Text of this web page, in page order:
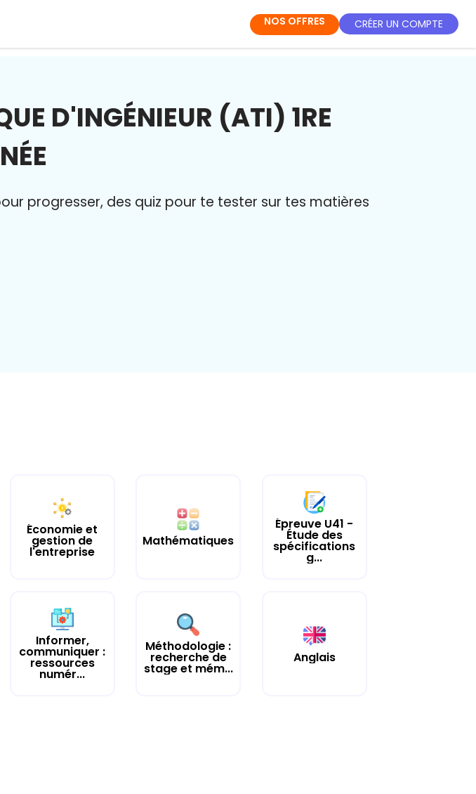
NOS OFFRES CRÉER UN COMPTE
D'INGÉNIEUR (ATI) 1RE
progresser, des quiz pour te tester sur tes matières
Économie et
gestion de
l'entreprise
Mathématiques
Épreuve U41 -
Étude des
spécifications
g...
Informer,
communiquer :
ressources
numér...
Méthodologie :
recherche de
stage et mém...
Anglais